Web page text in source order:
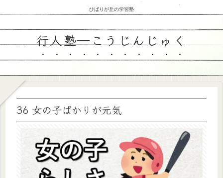
ひばりが丘の学習塾
行人塾―こうじんじゅく
36 女の子ばかりが元気